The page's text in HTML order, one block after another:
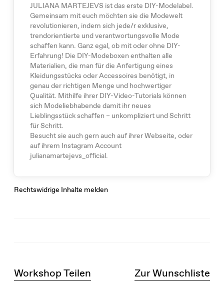
JULIANA MARTEJEVS ist das erste DIY-Modelabel.
Gemeinsam mit euch möchten sie die Modewelt
revolutionieren, indem sich jede/r exklusive,
trendorientierte und verantwortungsvolle Mode
schaffen kann. Ganz egal, ob mit oder ohne DIY-
Erfahrung! Die DIY-Modeboxen enthalten alle
Materialien, die man für die Anfertigung eines
Kleidungsstücks oder Accessoires benötigt, in
genau der richtigen Menge und hochwertiger
Qualität. Mithilfe ihrer DIY-Video-Tutorials können
sich Modeliebhabende damit ihr neues
Lieblingsstück schaffen – unkompliziert und Schritt
für Schritt.
Besucht sie auch gern auch auf ihrer Webseite, oder
auf ihrem Instagram Account
julianamartejevs_official.
Rechtswidrige Inhalte melden
Workshop Teilen Zur Wunschliste